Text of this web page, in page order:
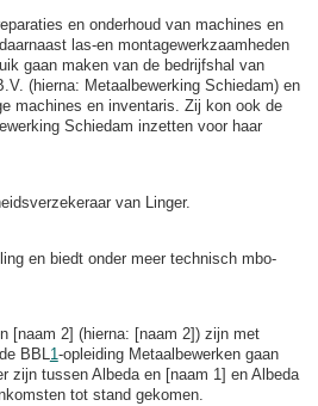
en onderhoud van machines en
las-en montagewerkzaamheden
gaan maken van de bedrijfshal van
(hierna: Metaalbewerking Schiedam) en
machines en inventaris. Zij kon ook de
Schiedam inzetten voor haar
van Linger.
en biedt onder meer technisch mbo-
[naam 2] (hierna: [naam 2]) zijn met
BBL1-opleiding Metaalbewerken gaan
zijn tussen Albeda en [naam 1] en Albeda
tot stand gekomen.